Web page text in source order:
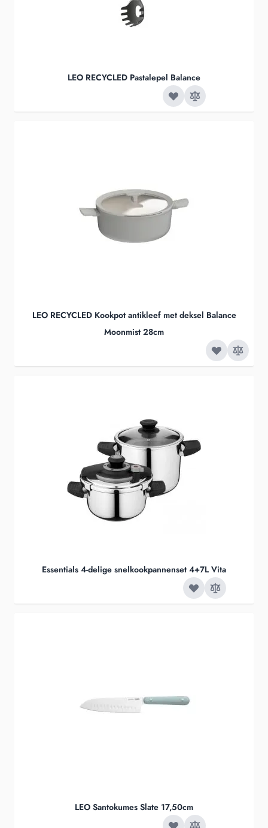
LEO RECYCLED Pastalepel Balance
LEO RECYCLED Kookpot antikleef met deksel Balance
Moonmist 28cm
Essentials 4-delige snelkookpannenset 4+7L Vita
LEO Santokumes Slate 17,50cm